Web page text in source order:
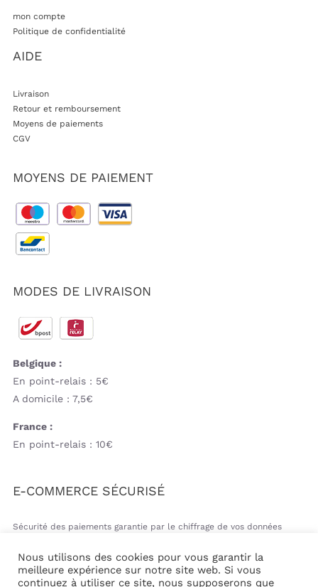
mon compte
Politique de confidentialité
AIDE
Livraison
Retour et remboursement
Moyens de paiements
CGV
MOYENS DE PAIEMENT
MODES DE LIVRAISON
Belgique :
En point-relais : 5€
A domicile : 7,5€
France :
En point-relais : 10€
E-COMMERCE SÉCURISÉ
Sécurité des paiements garantie par le chiffrage de vos données
Nous utilisons des cookies pour vous garantir la
meilleure expérience sur notre site web. Si vous
continuez à utiliser ce site, nous supposerons que